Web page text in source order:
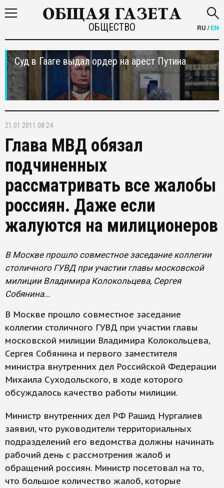
ОБЩЕСТВО RU /EN
Суд в Гааге выдал ордер на арест Путина
21.01.2011 08:24
Глава МВД обязал
подчиненных
рассматривать все жалобы
россиян. Даже если
жалуются на милиционеров
В Москве прошло совместное заседание коллегии
столичного ГУВД при участии главы московской
милиции Владимира Колокольцева, Сергея
Собянина...
В Москве прошло совместное заседание
коллегии столичного ГУВД при участии главы
московской милиции Владимира Колокольцева,
Сергея Собянина и первого заместителя
министра внутренних дел Российской Федерации
Михаила Суходольского, в ходе которого
обсуждалось качество работы милиции.
Министр внутренних дел РФ Рашид Нургалиев
заявил, что руководители территориальных
подразделений его ведомства должны начинать
рабочий день с рассмотрения жалоб и
обращений россиян. Министр посетовал на то,
что большое количество жалоб, которые